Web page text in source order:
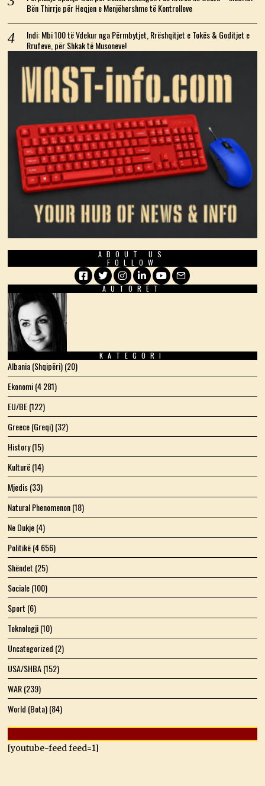
Bën Thirrje për Heqjen e Menjëhershme të Kontrolleve
Indi: Mbi 100 të Vdekur nga Përmbytjet, Rrëshqitjet e Tokës & Goditjet e
Rrufeve, për Shkak të Musoneve!
ABOUT US
FOLLOW
Facebook
TwitterInstagram
LinkedIn
YouTube
Email
AUTORËT
KATEGORI
Albania (Shqipëri)(20)
Ekonomi(4 281)
EU/BE(122)
Greece (Greqi)(32)
History(15)
Kulturë(14)
Mjedis(33)
Natural Phenomenon(18)
Ne Dukje(4)
Politikë(4 656)
Shëndet (25)
Sociale(100)
Sport (6)
Teknologji(10)
Uncategorized (2)
USA/SHBA(152)
WAR(239)
World (Bota)(84)
[youtube-feed feed=1]